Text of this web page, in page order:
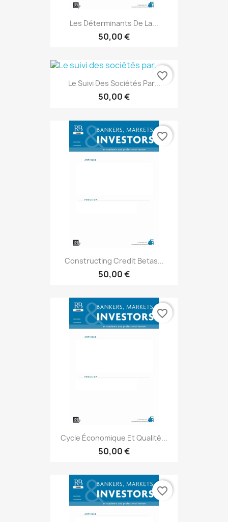
Les Déterminants De La...
50,00 €
Le Suivi Des Sociétés Par...
50,00 €
favorite_border
Constructing Credit Betas...
50,00 €
favorite_border
Cycle Économique Et Qualité...
50,00 €
favorite_border
favorite_border